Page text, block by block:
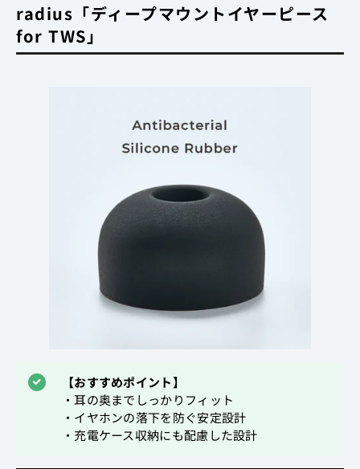
radius「ディープマウントイヤーピース
for TWS」
【おすすめポイント】
・耳の奥までしっかりフィット
・イヤホンの落下を防ぐ安定設計
・充電ケース収納にも配慮した設計